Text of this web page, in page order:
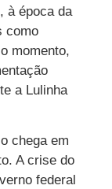
à época da
como
momento,
a Lulinha
chega em
A crise do
federal